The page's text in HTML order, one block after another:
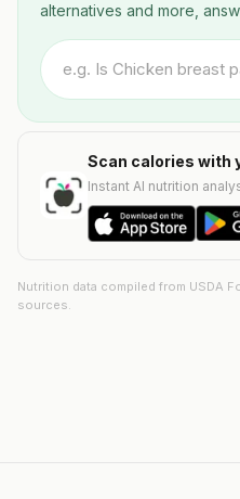
alternatives and more,
Scan calories with
Instant AI nutrition
Nutrition data compiled from USDA
sources.